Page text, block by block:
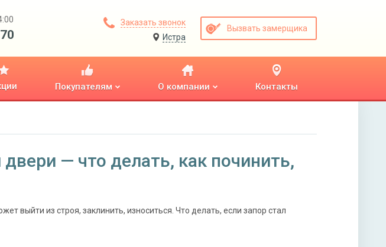
Заказать звонок
Истра
Вызвать замерщика
Покупателям О компании Контакты
— что делать, как починить,
выйти из строя, заклинить, износиться. Что делать, если запор стал